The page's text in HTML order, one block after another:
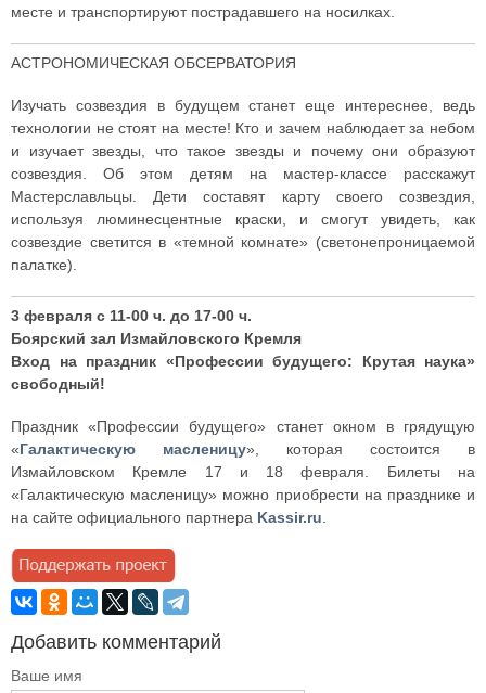
месте и транспортируют пострадавшего на носилках.
АСТРОНОМИЧЕСКАЯ ОБСЕРВАТОРИЯ
Изучать созвездия в будущем станет еще интереснее, ведь
технологии не стоят на месте! Кто и зачем наблюдает за небом
и изучает звезды, что такое звезды и почему они образуют
созвездия. Об этом детям на мастер-классе расскажут
Мастерславльцы. Дети составят карту своего созвездия,
используя люминесцентные краски, и смогут увидеть, как
созвездие светится в «темной комнате» (светонепроницаемой
палатке).
3 февраля с 11-00 ч. до 17-00 ч.
Боярский зал Измайловского Кремля
Вход на праздник «Профессии будущего: Крутая наука»
свободный!
Праздник «Профессии будущего» станет окном в грядущую
«Галактическую масленицу», которая состоится в
Измайловском Кремле 17 и 18 февраля. Билеты на
«Галактическую масленицу» можно приобрести на празднике и
на сайте официального партнера Kassir.ru
Добавить комментарий
Ваше имя